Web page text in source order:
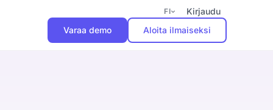
FI
Kirjaudu
Varaa demo
Aloita ilmaiseksi